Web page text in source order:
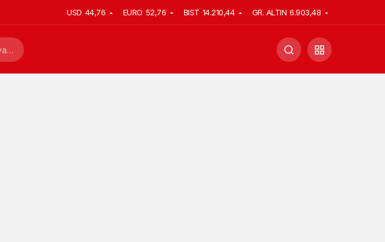
USD 44,76 EURO 52,76 BIST 14.210,44 GR. ALTIN 6.903,48